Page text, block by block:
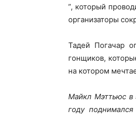
”, который
организаторы
Тадей Погачар
гонщиков,
на котором
Майкл Мэттьюс
году